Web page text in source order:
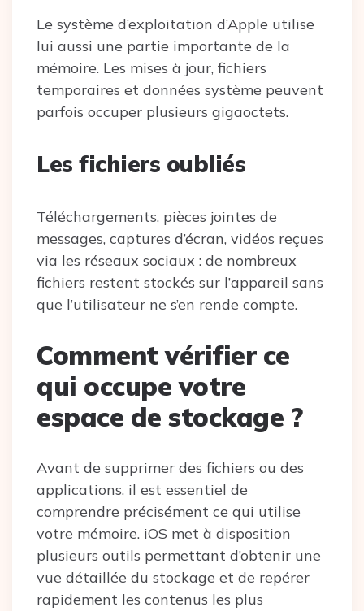
Le système d’exploitation d’Apple utilise
lui aussi une partie importante de la
mémoire. Les mises à jour, fichiers
temporaires et données système peuvent
parfois occuper plusieurs gigaoctets.
Les fichiers oubliés
Téléchargements, pièces jointes de
messages, captures d’écran, vidéos reçues
via les réseaux sociaux : de nombreux
fichiers restent stockés sur l’appareil sans
que l’utilisateur ne s’en rende compte.
Comment vérifier ce
qui occupe votre
espace de stockage ?
Avant de supprimer des fichiers ou des
applications, il est essentiel de
comprendre précisément ce qui utilise
votre mémoire. iOS met à disposition
plusieurs outils permettant d’obtenir une
vue détaillée du stockage et de repérer
rapidement les contenus les plus